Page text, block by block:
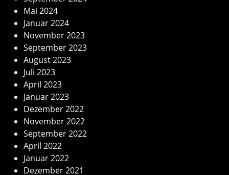
Mai 2024
Januar 2024
November 2023
September 2023
August 2023
Juli 2023
April 2023
Januar 2023
Dezember 2022
November 2022
September 2022
April 2022
Januar 2022
Dezember 2021